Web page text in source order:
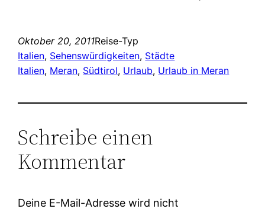
Oktober 20, 2011Reise-Typ
Italien, Sehenswürdigkeiten, Städte
Italien, Meran, Südtirol, Urlaub, Urlaub in Meran
Schreibe einen
Kommentar
Deine E-Mail-Adresse wird nicht